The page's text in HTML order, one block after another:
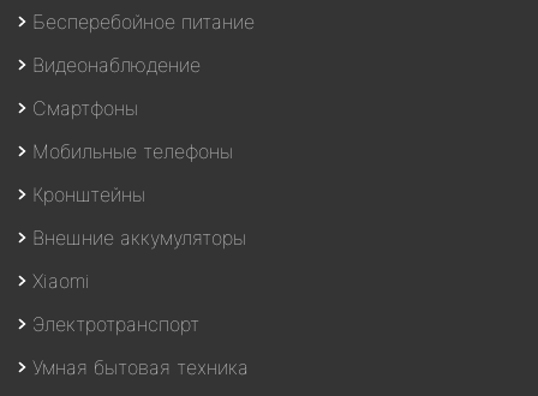
Бесперебойное питание
Видеонаблюдение
Смартфоны
Мобильные телефоны
Кронштейны
Внешние аккумуляторы
Xiaomi
Электротранспорт
Умная бытовая техника